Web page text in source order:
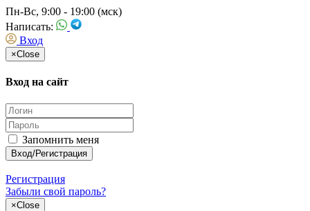
Пн-Вс, 9:00 - 19:00 (мск)
Написать:
Вход
×Close
Вход на сайт
Запомнить меня
Регистрация
Забыли свой пароль?
×Close